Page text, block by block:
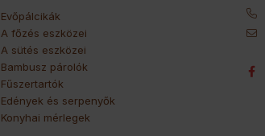
Evőpálcikák
A főzés eszközei
A sütés eszközei
Bambusz párolók
Fűszertartók
Edények és serpenyők
Konyhai mérlegek